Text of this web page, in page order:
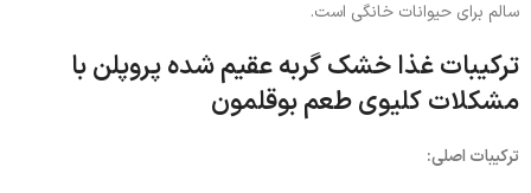
سالم برای حیوانات خانگی است.
ترکیبات غذا خشک گربه عقیم شده پروپلن با
مشکلات کلیوی طعم بوقلمون
ترکیبات اصلی: